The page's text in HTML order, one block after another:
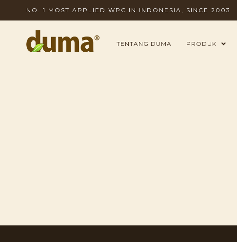
NO. 1 MOST APPLIED WPC IN INDONESIA, SINCE 2003
TENTANG DUMA PRODUK